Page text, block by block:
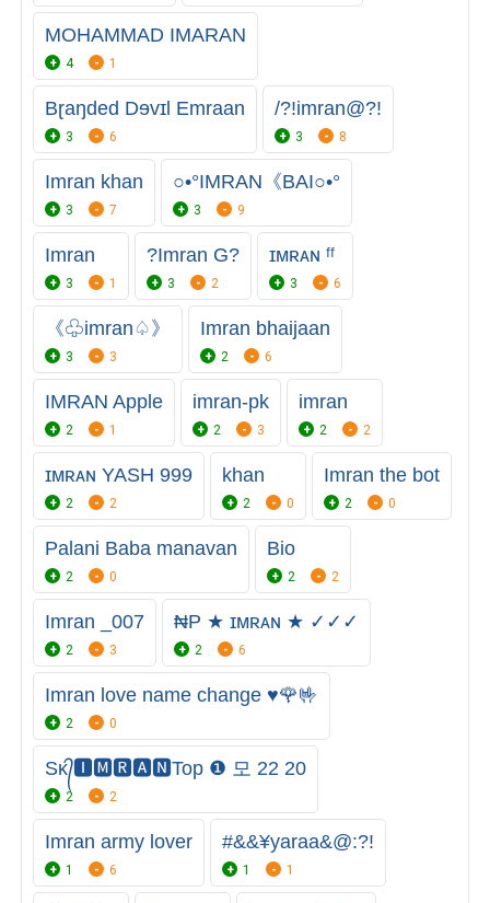
MOHAMMAD IMARAN
4 1
Bɽaŋded Dɘvɪl Emraan
3 6
/?!imran@?!
3 8
Imran khan
3 7
○•°IMRAN《BAI○•°
3 9
Imran‌
3 1
?Imran G?
3 2
ɪᴍʀᴀɴ ᶠᶠ
3 6
《♧imran♤》
3 3
Imran bhaijaan
2 6
IMRAN Apple
2 1
imran-pk
2 3
imran
2 2
ɪᴍʀᴀɴ YASH 999
2 2
khan
2 0
Imran the bot
2 0
Palani Baba manavan
2 0
Bio
2 2
Imran _007
2 3
₦P ★ ɪᴍʀᴀɴ ★ ✓✓✓
2 6
Imran love name change ♥️🌹🤟
2 0
Sᴋ᭄🅸🅼🆁🅰🅽Top ❶ 모 22 20
2 2
Imran army lover
1 6
#&&¥yaraa&@:?!
1 1